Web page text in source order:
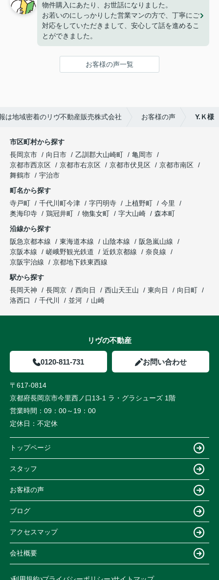
物件購入にあたり、お世話になりました。
お若いのにしっかりした営業マンの方で、丁寧にご
対応をしていただきまして、安心して話を進めるこ
とができました。
お客様の声一覧
は地域密着のリヴ不動産販売株式会社 お客様の声 Y.Ｋ様
市区町村から探す
長岡京市
向日市 乙訓郡大山崎町
亀岡市
京都市西京区
京都市右京区 京都市伏見区
京都市南区
舞鶴市
宇治市
町名から探す
寺戸町
千代川町今津 字円明寺 上植野町
今里
奥海印寺
鶏冠井町 物集女町 字大山崎
森本町
沿線から探す
阪急京都本線
東海道本線 山陰本線
阪急嵐山線
京阪本線
嵯峨野観光鉄道 近鉄京都線
奈良線
京阪宇治線
京都地下鉄東西線
駅から探す
長岡天神
長岡京 西向日 西山天王山 東向日
向日町
洛西口
千代川 並河 山崎
リヴの不動産
0120-811-731 お問い合わせ
〒617-0814
京都府長岡京市今里西ノ口13-1 ラ・グラシューズ 1階
営業時間： 09：00～19：00
定休日： 不定休
トップページ
スタッフ
お客様の声
ブログ
アクセスマップ
会社概要